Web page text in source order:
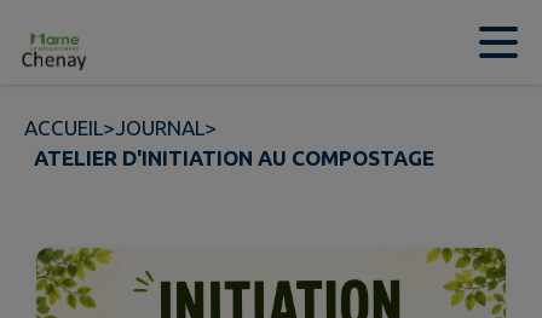
Contenu
ACCUEIL>JOURNAL>
ATELIER D'INITIATION AU COMPOSTAGE